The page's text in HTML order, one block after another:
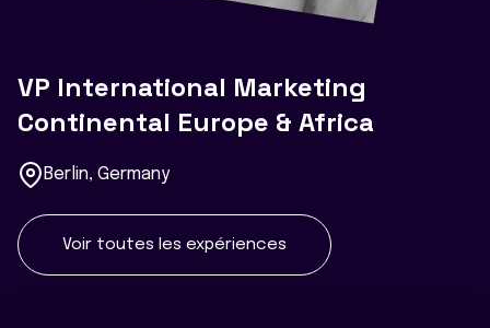
VP International Marketing
Continental Europe & Africa
Berlin, Germany
Voir toutes les expériences